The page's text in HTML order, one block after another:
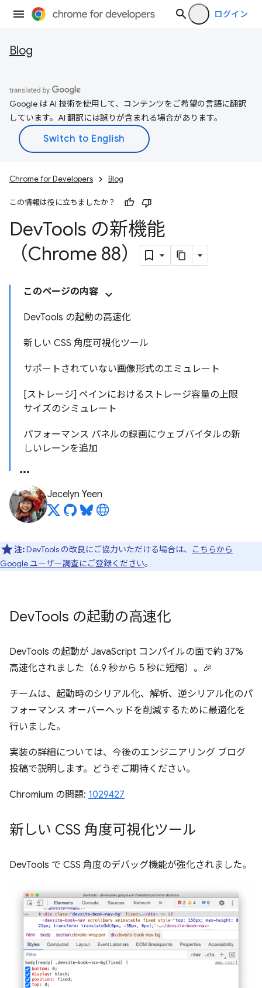
ログイン
Blog
Google は AI 技術を使用して、コンテンツをご希望の言語に翻訳
しています。AI 翻訳には誤りが含まれる場合があります。
Chrome for Developers Blog
この情報は役に立ちましたか？
DevTools の新機能
（Chrome 88）
このページの内容
DevTools の起動の高速化
新しい CSS 角度可視化ツール
サポートされていない画像形式のエミュレート
[ストレージ] ペインにおけるストレージ容量の上限
サイズのシミュレート
パフォーマンス パネルの録画にウェブバイタルの新
しいレーンを追加
Jecelyn Yeen
注:DevTools の改良にご協力いただける場合は、
こちらから
Google ユーザー調査にご登録ください。
DevTools の起動の高速化
DevTools の起動が JavaScript コンパイルの面で約 37%
高速化されました（6.9 秒から 5 秒に短縮）。🎉
チームは、起動時のシリアル化、解析、逆シリアル化のパ
フォーマンス オーバーヘッドを削減するために最適化を
行いました。
実装の詳細については、今後のエンジニアリング ブログ
投稿で説明します。どうぞご期待ください。
Chromium の問題: 1029427
新しい CSS 角度可視化ツール
DevTools で CSS 角度のデバッグ機能が強化されました。